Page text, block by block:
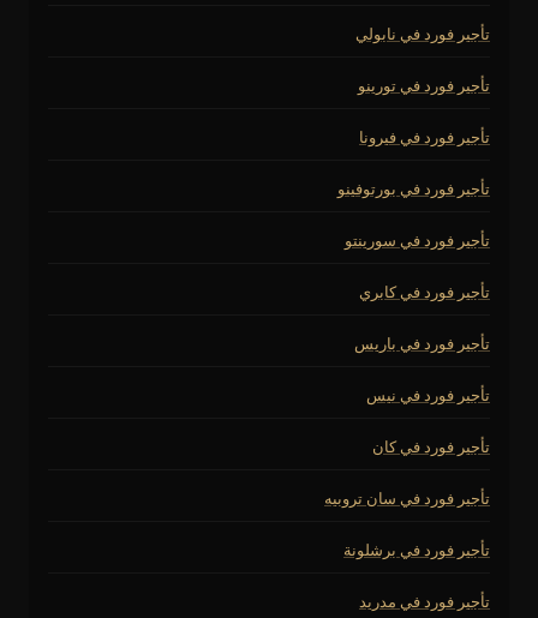
تأجير فورد في نابولي
تأجير فورد في تورينو
تأجير فورد في فيرونا
تأجير فورد في بورتوفينو
تأجير فورد في سورينتو
تأجير فورد في كابري
تأجير فورد في باريس
تأجير فورد في نيس
تأجير فورد في كان
تأجير فورد في سان تروبيه
تأجير فورد في برشلونة
تأجير فورد في مدريد